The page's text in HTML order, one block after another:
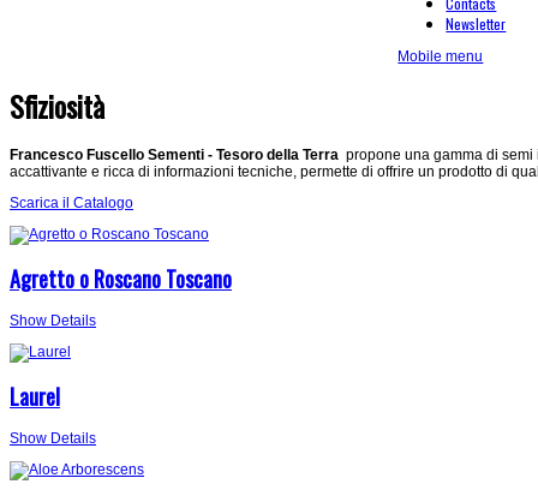
Newsletter
Mobile menu
Sfiziosità
Francesco Fuscello Sementi - Tesoro della Terra propone una gamma di
accattivante e ricca di informazioni tecniche, permette di offrire un prodotto di
Scarica il Catalogo
Agretto o Roscano Toscano
Show Details
Laurel
Show Details